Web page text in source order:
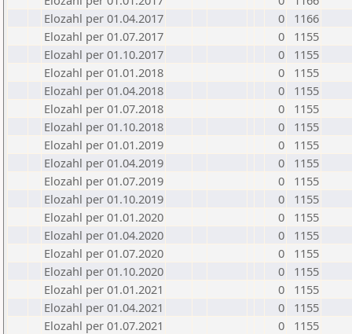
Elozahl per 01.04.2017
0
1166
Elozahl per 01.07.2017
0
1155
Elozahl per 01.10.2017
0
1155
Elozahl per 01.01.2018
0
1155
Elozahl per 01.04.2018
0
1155
Elozahl per 01.07.2018
0
1155
Elozahl per 01.10.2018
0
1155
Elozahl per 01.01.2019
0
1155
Elozahl per 01.04.2019
0
1155
Elozahl per 01.07.2019
0
1155
Elozahl per 01.10.2019
0
1155
Elozahl per 01.01.2020
0
1155
Elozahl per 01.04.2020
0
1155
Elozahl per 01.07.2020
0
1155
Elozahl per 01.10.2020
0
1155
Elozahl per 01.01.2021
0
1155
Elozahl per 01.04.2021
0
1155
Elozahl per 01.07.2021
0
1155